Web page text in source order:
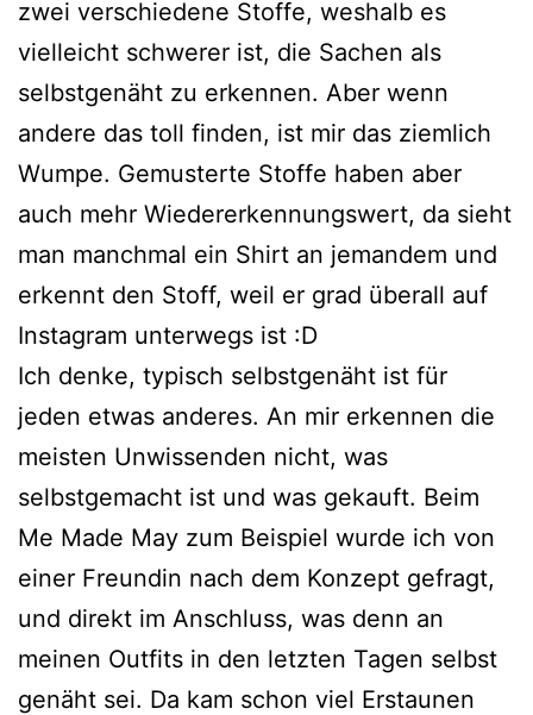
zwei verschiedene Stoffe, weshalb es
vielleicht schwerer ist, die Sachen als
selbstgenäht zu erkennen. Aber wenn
andere das toll finden, ist mir das ziemlich
Wumpe. Gemusterte Stoffe haben aber
auch mehr Wiedererkennungswert, da sieht
man manchmal ein Shirt an jemandem und
erkennt den Stoff, weil er grad überall auf
Instagram unterwegs ist :D
Ich denke, typisch selbstgenäht ist für
jeden etwas anderes. An mir erkennen die
meisten Unwissenden nicht, was
selbstgemacht ist und was gekauft. Beim
Me Made May zum Beispiel wurde ich von
einer Freundin nach dem Konzept gefragt,
und direkt im Anschluss, was denn an
meinen Outfits in den letzten Tagen selbst
genäht sei. Da kam schon viel Erstaunen